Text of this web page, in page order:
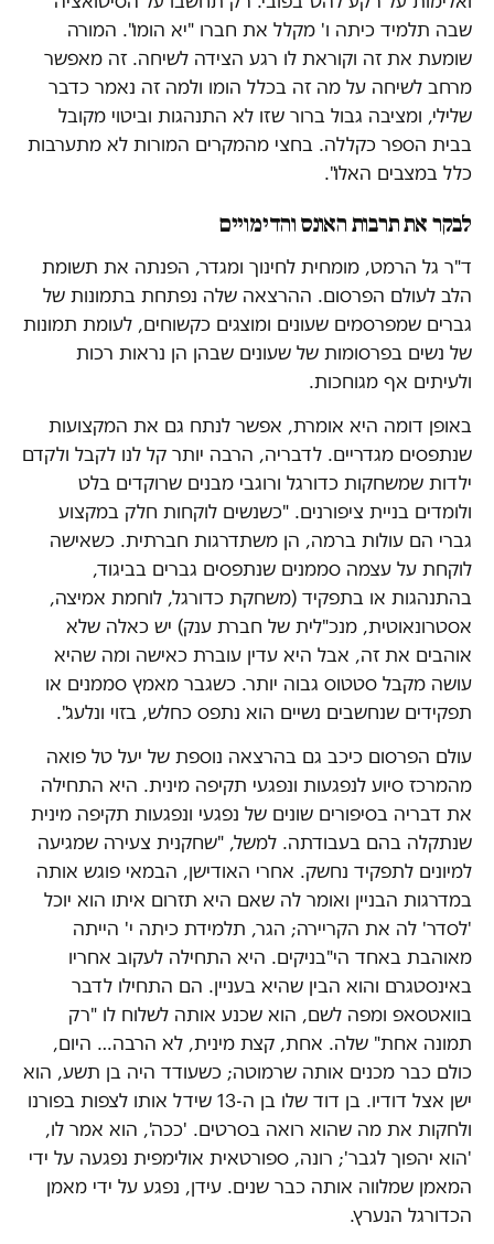
שבה תלמיד כיתה ו' מקלל את חברו "יא הומו". המורה
שומעת את זה וקוראת לו רגע הצידה לשיחה. זה מאפשר
מרחב לשיחה על מה זה בכלל הומו ולמה זה נאמר כדבר
שלילי, ומציבה גבול ברור שזו לא התנהגות וביטוי מקובל
בבית הספר כקללה. בחצי מהמקרים המורות לא מתערבות
כלל במצבים האלו".
לבקר את תרבות האונס והדימויים
ד"ר גל הרמט, מומחית לחינוך ומגדר, הפנתה את תשומת
הלב לעולם הפרסום. ההרצאה שלה נפתחת בתמונות של
גברים שמפרסמים שעונים ומוצגים כקשוחים, לעומת תמונות
של נשים בפרסומות של שעונים שבהן הן נראות רכות
ולעיתים אף מגוחכות.
באופן דומה היא אומרת, אפשר לנתח גם את המקצועות
שנתפסים מגדריים. לדבריה, הרבה יותר קל לנו לקבל ולקדם
ילדות שמשחקות כדורגל ורוגבי מבנים שרוקדים בלט
ולומדים בניית ציפורנים. "כשנשים לוקחות חלק במקצוע
גברי הם עולות ברמה, הן משתדרגות חברתית. כשאישה
לוקחת על עצמה סממנים שנתפסים גברים בביגוד,
בהתנהגות או בתפקיד (משחקת כדורגל, לוחמת אמיצה,
אסטרונאוטית, מנכ"לית של חברת ענק) יש כאלה שלא
אוהבים את זה, אבל היא עדין עוברת כאישה ומה שהיא
עושה מקבל סטטוס גבוה יותר. כשגבר מאמץ סממנים או
תפקידים שנחשבים נשיים הוא נתפס כחלש, בזוי ונלעג".
עולם הפרסום כיכב גם בהרצאה נוספת של יעל טל פואה
מהמרכז סיוע לנפגעות ונפגעי תקיפה מינית. היא התחילה
את דבריה בסיפורים שונים של נפגעי ונפגעות תקיפה מינית
שנתקלה בהם בעבודתה. למשל, "שחקנית צעירה שמגיעה
למיונים לתפקיד נחשק. אחרי האודישן, הבמאי פוגש אותה
במדרגות הבניין ואומר לה שאם היא תזרום איתו הוא יוכל
'לסדר' לה את הקריירה; הגר, תלמידת כיתה י' הייתה
מאוהבת באחד הי"בניקים. היא התחילה לעקוב אחריו
באינסטגרם והוא הבין שהיא בעניין. הם התחילו לדבר
בוואטסאפ ומפה לשם, הוא שכנע אותה לשלוח לו "רק
תמונה אחת" שלה. אחת, קצת מינית, לא הרבה… היום,
כולם כבר מכנים אותה שרמוטה; כשעודד היה בן תשע, הוא
ישן אצל דודיו. בן דוד שלו בן ה-13 שידל אותו לצפות בפורנו
ולחקות את מה שהוא רואה בסרטים. 'ככה', הוא אמר לו,
'הוא יהפוך לגבר'; רונה, ספורטאית אולימפית נפגעה על ידי
המאמן שמלווה אותה כבר שנים. עידן, נפגע על ידי מאמן
הכדורגל הנערץ.